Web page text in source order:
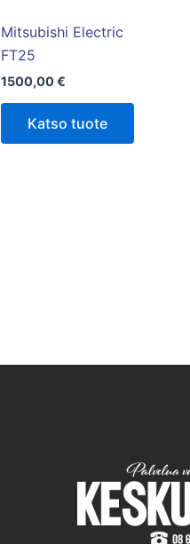
Mitsubishi Electric
FT25
1500,00€
Katso tuote